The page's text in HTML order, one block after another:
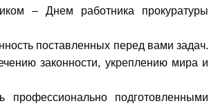
– Днем работника прокуратуры
поставленных перед вами задач.
законности, укреплению мира и
профессионально подготовленными